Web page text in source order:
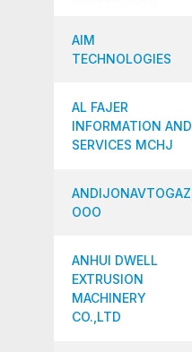
AIM
TECHNOLOGIES
AL FAJER
INFORMATION AND
SERVICES MCHJ
ANDIJONAVTOGAZ,
ООО
ANHUI DWELL
EXTRUSION
MACHINERY
CO.,LTD